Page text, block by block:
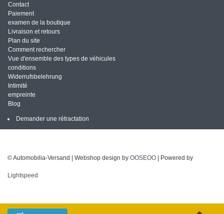
Contact
Paiement
examen de la boutique
Livraison et retours
Plan du site
Comment rechercher
Vue d'ensemble des types de véhicules
conditions
Widerrufsbelehrung
Intimité
empreinte
Blog
Demander une rétractation
© Automobilia-Versand | Webshop design by OOSEOO | Powered by
Lightspeed